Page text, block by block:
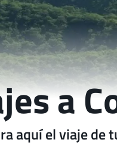
a
aquí el viaje de